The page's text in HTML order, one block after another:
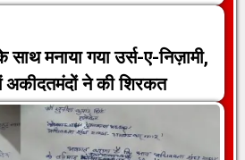
मनाया गया उर्स-ए-निज़ामी,
अकीदतमंदों ने की शिरकत